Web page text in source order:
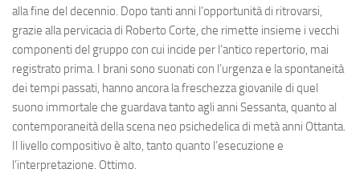
alla fine del decennio. Dopo tanti anni l’opportunità di ritrovarsi,
grazie alla pervicacia di Roberto Corte, che rimette insieme i vecchi
componenti del gruppo con cui incide per l’antico repertorio, mai
registrato prima. I brani sono suonati con l’urgenza e la spontaneità
dei tempi passati, hanno ancora la freschezza giovanile di quel
suono immortale che guardava tanto agli anni Sessanta, quanto al
contemporaneità della scena neo psichedelica di metà anni Ottanta.
Il livello compositivo è alto, tanto quanto l’esecuzione e
l’interpretazione. Ottimo.